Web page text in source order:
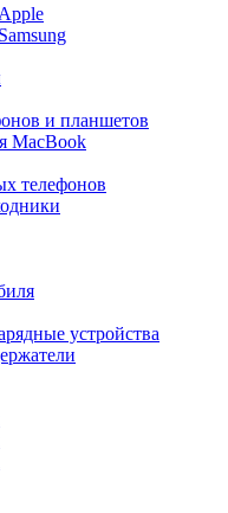
и планшетов
MacBook
телефонов
устройства